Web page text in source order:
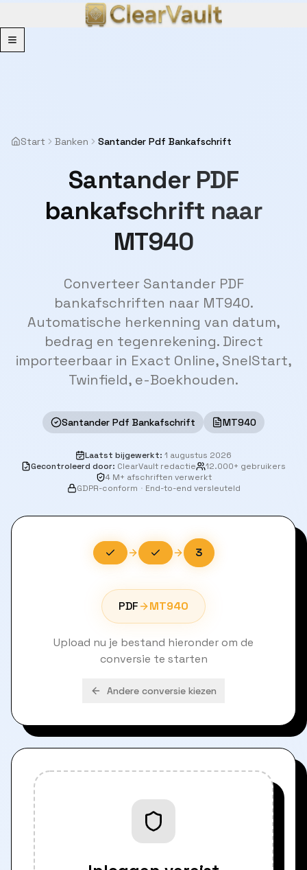
Menu
Start Banken Santander Pdf Bankafschrift
Santander PDF
bankafschrift naar
MT940
Converteer Santander PDF
bankafschriften naar MT940.
Automatische herkenning van datum,
bedrag en tegenrekening. Direct
importeerbaar in Exact Online, SnelStart,
Twinfield, e-Boekhouden.
Santander Pdf Bankafschrift MT940
Laatst bijgewerkt: 1 augustus 2026
Gecontroleerd door: ClearVault redactie
12.000+ gebruikers
4 M+ afschriften verwerkt
GDPR-conform · End-to-end versleuteld
3
PDF MT940
Upload nu je bestand hieronder om de
conversie te starten
Andere conversie kiezen